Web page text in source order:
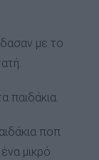
με το
παιδάκια.
ποπ
μικρό